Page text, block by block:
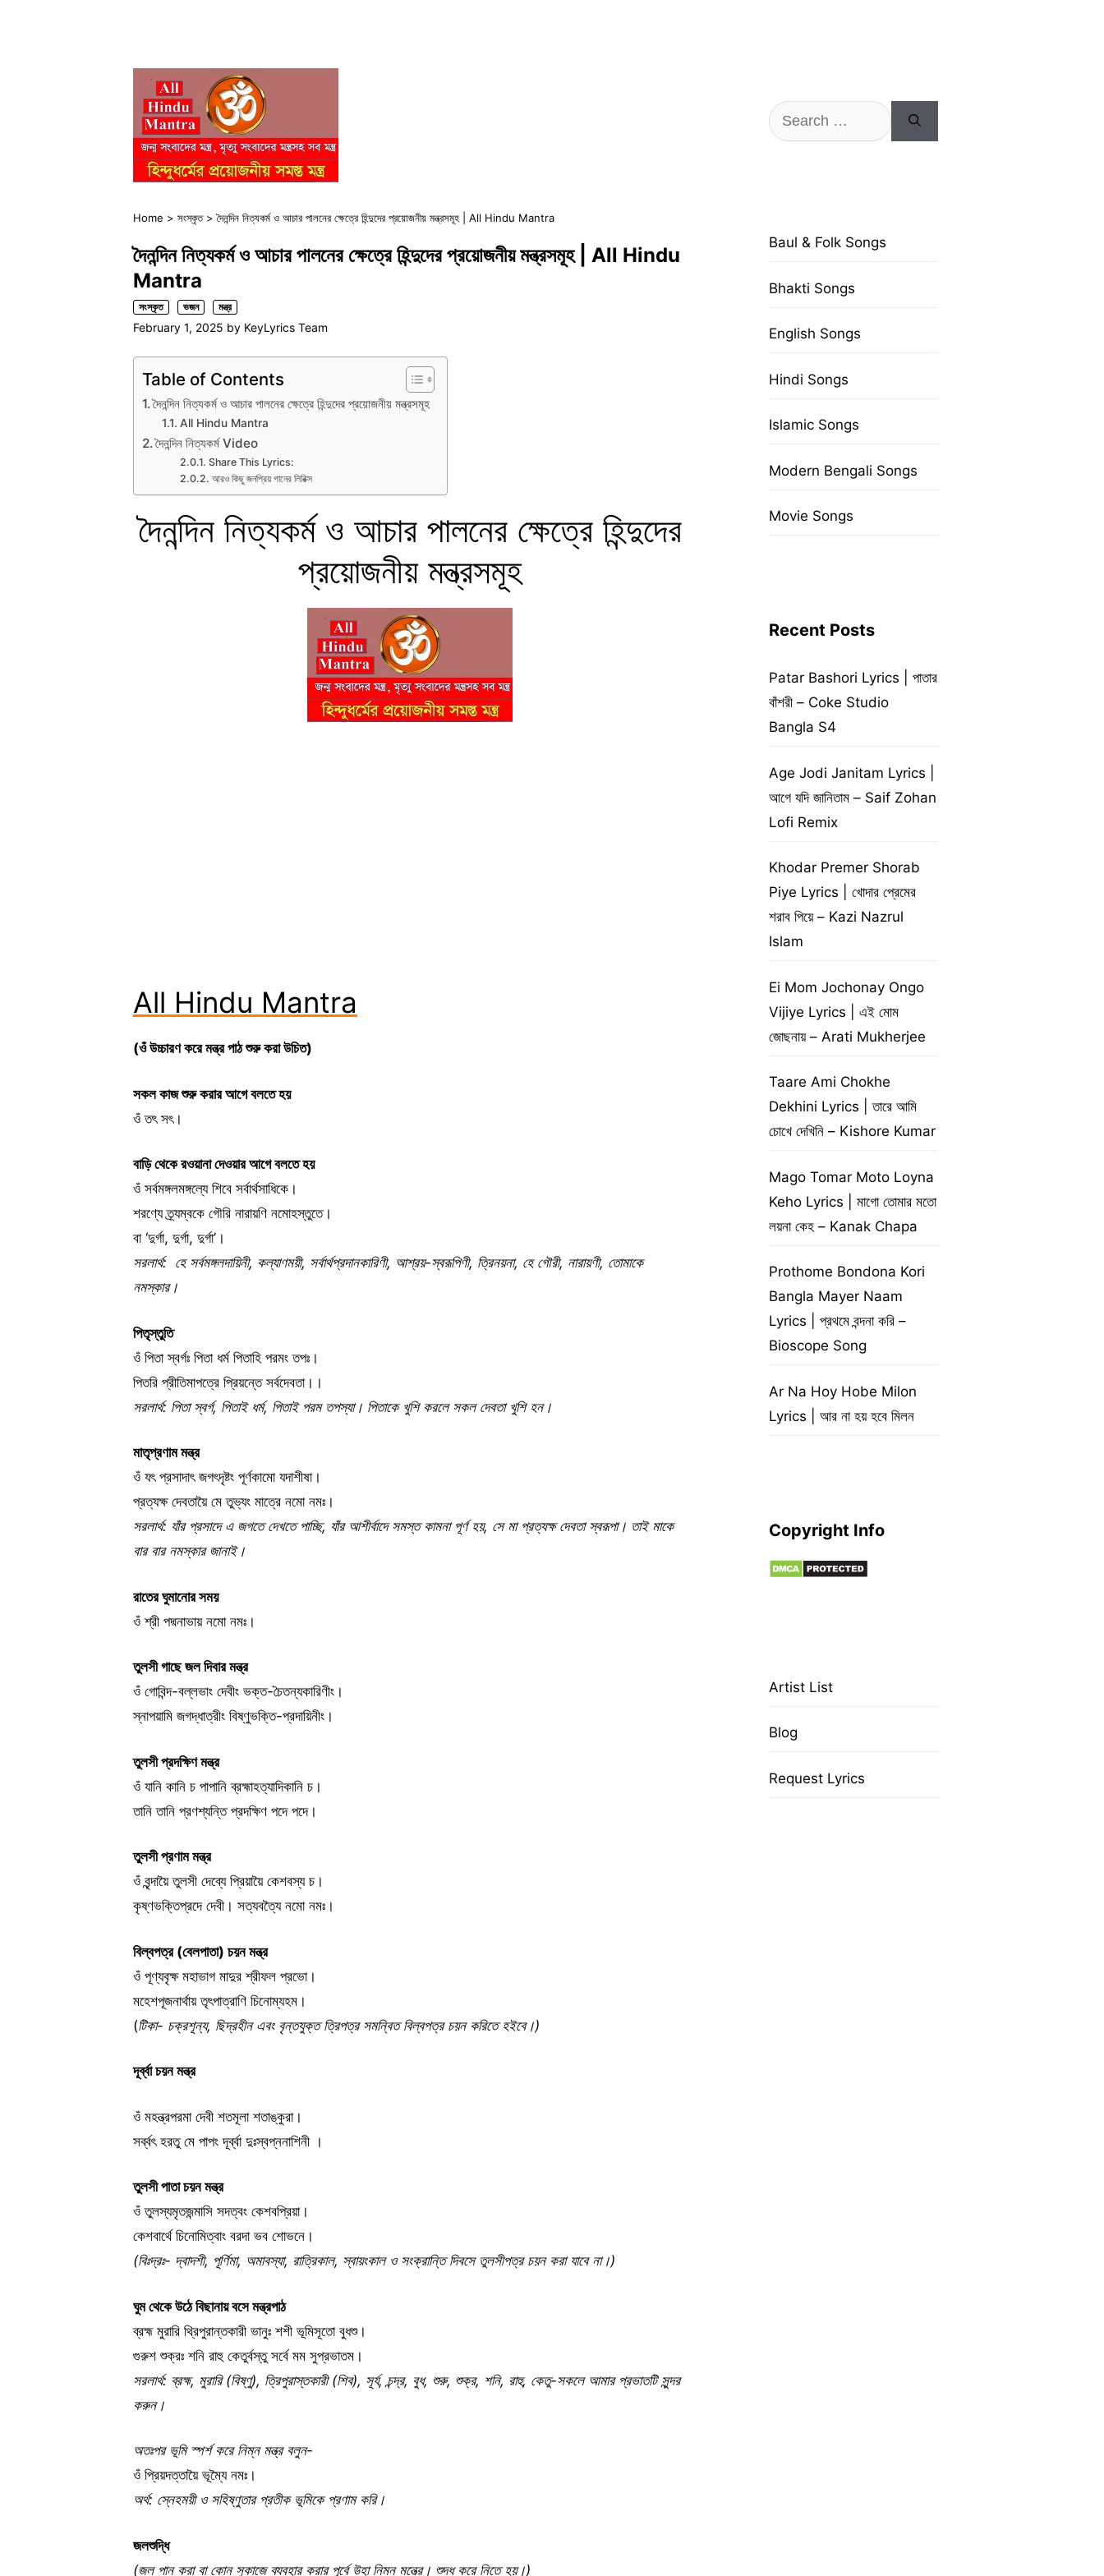
Home > সংস্কৃত>দৈনন্দিন নিত্যকর্ম ও আচার পালনের ক্ষেত্রে হিন্দুদের প্রয়োজনীয় মন্ত্রসমূহ | All Hindu Mantra
দৈনন্দিন নিত্যকর্ম ও আচার পালনের ক্ষেত্রে হিন্দুদের প্রয়োজনীয় মন্ত্রসমূহ | All Hindu
Mantra
সংস্কৃত ভজন মন্ত্র
February 1, 2025 by KeyLyrics Team
Table of Contents
দৈনন্দিন নিত্যকর্ম ও আচার পালনের ক্ষেত্রে হিন্দুদের প্রয়োজনীয় মন্ত্রসমূহ
All Hindu Mantra
দৈনন্দিন নিত্যকর্ম Video
Share This Lyrics:
আরও কিছু জনপ্রিয় গানের লিরিক্স
দৈনন্দিন নিত্যকর্ম ও আচার পালনের ক্ষেত্রে হিন্দুদের
প্রয়োজনীয় মন্ত্রসমূহ
All Hindu Mantra
(ওঁ উচ্চারণ করে মন্ত্র পাঠ শুরু করা উচিত)
সকলকাজশুরুকরারআগেবলতেহয়
ওঁ তৎ সৎ।
বাড়িথেকেরওয়ানাদেওয়ারআগেবলতেহয়
ওঁ সর্বমঙ্গলমঙ্গল্যে শিবে সর্বার্থসাধিকে।
শরণ্যে ত্র্যম্বকে গৌরি নারায়ণি নমোহস্তুতে।
বা ‘দুর্গা, দুর্গা, দুর্গা’।
সরলার্থ: হে সর্বমঙ্গলদায়িনী, কল্যাণময়ী, সর্বার্থপ্রদানকারিণী, আশ্রয়-স্বরূপিণী, ত্রিনয়না, হে গৌরী, নারায়ণী, তোমাকে
নমস্কার।
পিতৃস্তুতি
ওঁ পিতা স্বর্গঃ পিতা ধর্ম পিতাহি পরমং তপঃ।
পিতরি প্রীতিমাপত্রে প্রিয়ন্তে সর্বদেবতা।।
সরলার্থ: পিতা স্বর্গ, পিতাই ধর্ম, পিতাই পরম তপস্যা। পিতাকে খুশি করলে সকল দেবতা খুশি হন।
মাতৃপ্রণামমন্ত্র
ওঁ যৎ প্রসাদাৎ জগৎদৃষ্টং পূর্ণকামো যদাশীষা।
প্রত্যক্ষ দেবতায়ৈ মে তুভ্যং মাত্রে নমো নমঃ।
সরলার্থ: যাঁর প্রসাদে এ জগতে দেখতে পাচ্ছি, যাঁর আশীর্বাদে সমস্ত কামনা পূর্ণ হয়, সে মা প্রত্যক্ষ দেবতা স্বরূপা। তাই মাকে
বার বার নমস্কার জানাই।
রাতেরঘুমানোরসময়
ওঁ শ্রী পদ্মনাভায় নমো নমঃ।
তুলসীগাছেজলদিবারমন্ত্র
ওঁ গোবিন্দ-বল্লভাং দেবীং ভক্ত-চৈতন্যকারিণীং।
স্নাপয়ামি জগদ্ধাত্রীং বিষ্ণুভক্তি-প্রদায়িনীং।
তুলসীপ্রদক্ষিণমন্ত্র
ওঁ যানি কানি চ পাপানি ব্রহ্মাহত্যাদিকানি চ।
তানি তানি প্রণশ্যন্তি প্রদক্ষিণ পদে পদে।
তুলসীপ্রণামমন্ত্র
ওঁ বৃন্দায়ৈ তুলসী দেব্যে প্রিয়ায়ৈ কেশবস্য চ।
কৃষ্ণভক্তিপ্রদে দেবী। সত্যবত্যৈ নমো নমঃ।
বিল্বপত্র (বেলপাতা) চয়নমন্ত্র
ওঁ পূণ্যবৃক্ষ মহাভাগ মাদুর শ্রীফল প্রভো।
মহেশপূজনার্থায় তৃৎপাত্রাণি চিনোম্যহম।
(টিকা- চক্রশূন্য, ছিদ্রহীন এবং বৃন্তযুক্ত ত্রিপত্র সমন্বিত বিল্বপত্র চয়ন করিতে হইবে।)
দূর্ব্বাচয়নমন্ত্র
ওঁ মহন্ত্রপরমা দেবী শতমূলা শতাঙ্কুরা।
সর্ব্বৎ হরতু মে পাপং দূর্ব্বা দুঃস্বপ্ননাশিনী ।
তুলসীপাতাচয়নমন্ত্র
ওঁ তুলস্যমৃতজন্মাসি সদত্বং কেশবপ্রিয়া।
কেশবার্থে চিনোমিত্বাং বরদা ভব শোভনে।
(বিঃদ্রঃ- দ্বাদশী, পূর্ণিমা, অমাবস্যা, রাত্রিকাল, স্বায়ংকাল ও সংক্রান্তি দিবসে তুলসীপত্র চয়ন করা যাবে না।)
ঘুমথেকেউঠেবিছানায়বসেমন্ত্রপাঠ
ব্রহ্ম মুরারি থ্রিপুরান্তকারী ভানুঃ শশী ভূমিসূতো বুধশু।
গুরুশ শুক্রঃ শনি রাহু কেতুর্বস্তু সর্বে মম সুপ্রভাতম।
সরলার্থ: ব্রহ্ম, মুরারি (বিষ্ণু), ত্রিপুরাস্তকারী (শিব), সূর্য, চন্দ্র, বুধ, শুরু, শুক্র, শনি, রাহু, কেতু-সকলে আমার প্রভাতটি সুন্দর
করুন।
অতঃপর ভূমি স্পর্শ করে নিম্ন মন্ত্র বলুন-
ওঁ প্রিয়দত্তায়ৈ ভূম্যৈ নমঃ।
অর্থ: স্নেহময়ী ও সহিষ্ণুতার প্রতীক ভূমিকে প্রণাম করি।
জলশুদ্ধি
(জল পান করা বা কোন সুকাজে ব্যবহার করার পূর্বে উহা নিম্ন মন্ত্রে। শুদ্ধ করে নিতে হয়।)
Search
for:
Baul & Folk Songs
Bhakti Songs
English Songs
Hindi Songs
Islamic Songs
Modern Bengali Songs
Movie Songs
Recent Posts
Patar Bashori Lyrics | পাতার
বাঁশরী – Coke Studio
Bangla S4
Age Jodi Janitam Lyrics |
আগে যদি জানিতাম – Saif Zohan
Lofi Remix
Khodar Premer Shorab
Piye Lyrics | খোদার প্রেমের
শরাব পিয়ে – Kazi Nazrul
Islam
Ei Mom Jochonay Ongo
Vijiye Lyrics | এই মোম
জোছনায় – Arati Mukherjee
Taare Ami Chokhe
Dekhini Lyrics | তারে আমি
চোখে দেখিনি – Kishore Kumar
Mago Tomar Moto Loyna
Keho Lyrics | মাগো তোমার মতো
লয়না কেহ – Kanak Chapa
Prothome Bondona Kori
Bangla Mayer Naam
Lyrics | প্রথমে বন্দনা করি –
Bioscope Song
Ar Na Hoy Hobe Milon
Lyrics | আর না হয় হবে মিলন
Copyright Info
Artist List
Blog
Request Lyrics